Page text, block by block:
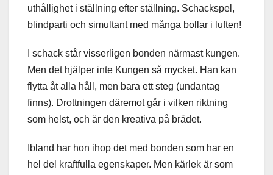
uthållighet i ställning efter ställning. Schackspel,
blindparti och simultant med många bollar i luften!
I schack står visserligen bonden närmast kungen.
Men det hjälper inte Kungen så mycket. Han kan
flytta åt alla håll, men bara ett steg (undantag
finns). Drottningen däremot går i vilken riktning
som helst, och är den kreativa på brädet.
Ibland har hon ihop det med bonden som har en
hel del kraftfulla egenskaper. Men kärlek är som